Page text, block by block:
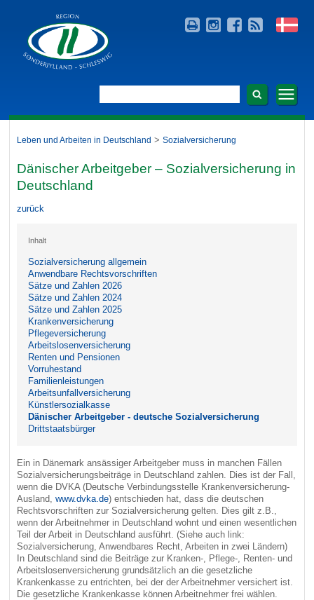
Leben und Arbeiten in Deutschland > Sozialversicherung
Dänischer Arbeitgeber – Sozialversicherung in
Deutschland
zurück
Inhalt
Sozialversicherung allgemein
Anwendbare Rechtsvorschriften
Sätze und Zahlen 2026
Sätze und Zahlen 2024
Sätze und Zahlen 2025
Krankenversicherung
Pflegeversicherung
Arbeitslosenversicherung
Renten und Pensionen
Vorruhestand
Familienleistungen
Arbeitsunfallversicherung
Künstlersozialkasse
Dänischer Arbeitgeber - deutsche Sozialversicherung
Drittstaatsbürger
Ein in Dänemark ansässiger Arbeitgeber muss in manchen Fällen
Sozialversicherungsbeiträge in Deutschland zahlen. Dies ist der Fall,
wenn die DVKA (Deutsche Verbindungsstelle Krankenversicherung-
Ausland, www.dvka.de) entschieden hat, dass die deutschen
Rechtsvorschriften zur Sozialversicherung gelten. Dies gilt z.B.,
wenn der Arbeitnehmer in Deutschland wohnt und einen wesentlichen
Teil der Arbeit in Deutschland ausführt. (Siehe auch link:
Sozialversicherung, Anwendbares Recht, Arbeiten in zwei Ländern)
In Deutschland sind die Beiträge zur Kranken-, Pflege-, Renten- und
Arbeitslosenversicherung grundsätzlich an die gesetzliche
Krankenkasse zu entrichten, bei der der Arbeitnehmer versichert ist.
Die gesetzliche Krankenkasse können Arbeitnehmer frei wählen.